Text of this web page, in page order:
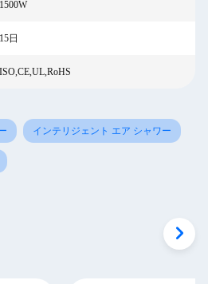
1500W
15日
ISO,CE,UL,RoHS
インテリジェント エア シャワー